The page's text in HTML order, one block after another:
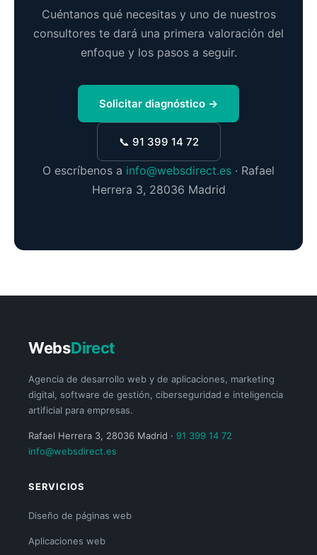
Cuéntanos qué necesitas y uno de nuestros
consultores te dará una primera valoración del
enfoque y los pasos a seguir.
Solicitar diagnóstico →
📞 91 399 14 72
O escríbenos a info@websdirect.es · Rafael
Herrera 3, 28036 Madrid
WebsDirect
Agencia de desarrollo web y de aplicaciones, marketing
digital, software de gestión, ciberseguridad e inteligencia
artificial para empresas.
Rafael Herrera 3, 28036 Madrid · 91 399 14 72
info@websdirect.es
SERVICIOS
Diseño de páginas web
Aplicaciones web